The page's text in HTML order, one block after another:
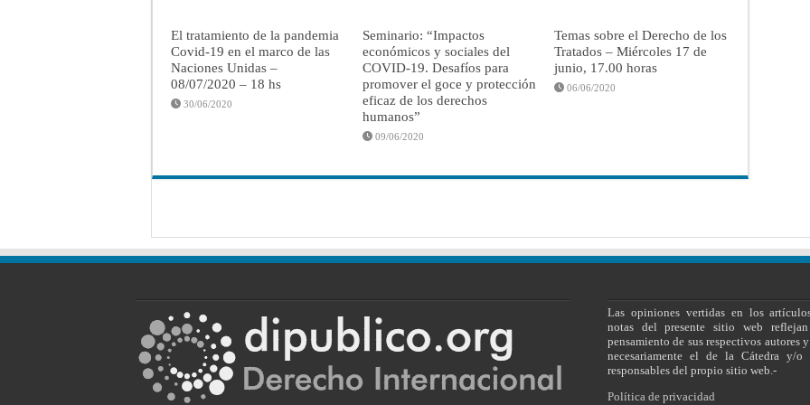
El tratamiento de la pandemia
Covid-19 en el marco de las
Naciones Unidas –
08/07/2020 – 18 hs
30/06/2020
Seminario: “Impactos
económicos y sociales del
COVID-19. Desafíos para
promover el goce y protección
eficaz de los derechos
humanos”
09/06/2020
Temas sobre el Derecho de los
Tratados – Miércoles 17 de
junio, 17.00 horas
06/06/2020
Las opiniones vertidas en los
notas del presente sitio web
pensamiento de sus respectivos autores
necesariamente el de la Cátedra y/o
responsables del propio sitio web.-
Política de privacidad